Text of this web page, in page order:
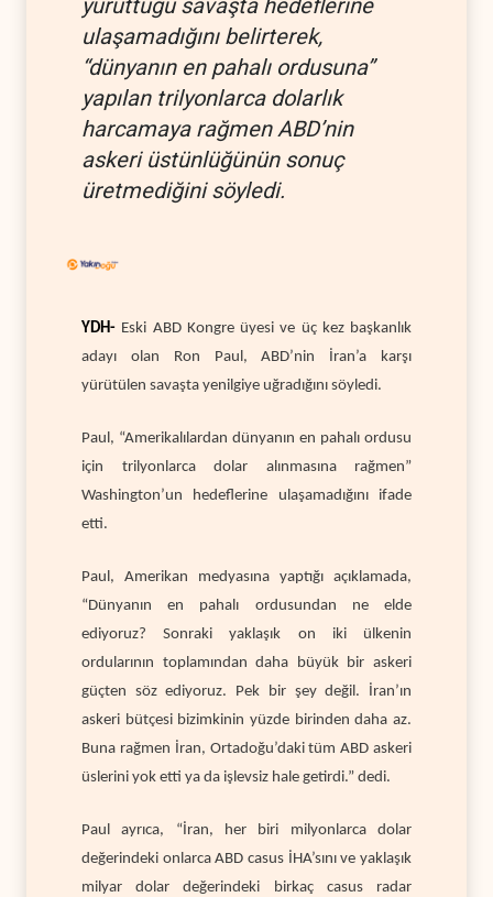
yürüttüğü savaşta hedeflerine
ulaşamadığını belirterek,
“dünyanın en pahalı ordusuna”
yapılan trilyonlarca dolarlık
harcamaya rağmen ABD’nin
askeri üstünlüğünün sonuç
üretmediğini söyledi.
YDH- Eski ABD Kongre üyesi ve üç kez başkanlık
adayı olan Ron Paul, ABD’nin İran’a karşı
yürütülen savaşta yenilgiye uğradığını söyledi.
Paul, “Amerikalılardan dünyanın en pahalı ordusu
için trilyonlarca dolar alınmasına rağmen”
Washington’un hedeflerine ulaşamadığını ifade
etti.
Paul, Amerikan medyasına yaptığı açıklamada,
“Dünyanın en pahalı ordusundan ne elde
ediyoruz? Sonraki yaklaşık on iki ülkenin
ordularının toplamından daha büyük bir askeri
güçten söz ediyoruz. Pek bir şey değil. İran’ın
askeri bütçesi bizimkinin yüzde birinden daha az.
Buna rağmen İran, Ortadoğu’daki tüm ABD askeri
üslerini yok etti ya da işlevsiz hale getirdi.” dedi.
Paul ayrıca, “İran, her biri milyonlarca dolar
değerindeki onlarca ABD casus İHA’sını ve yaklaşık
milyar dolar değerindeki birkaç casus radar